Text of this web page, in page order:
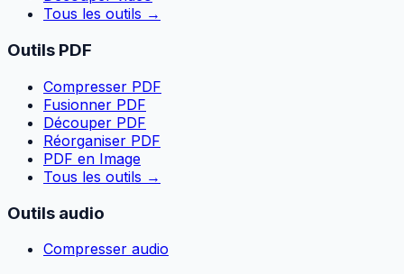
Tous les outils →
Outils PDF
Compresser PDF
Fusionner PDF
Découper PDF
Réorganiser PDF
PDF en Image
Tous les outils →
Outils audio
Compresser audio